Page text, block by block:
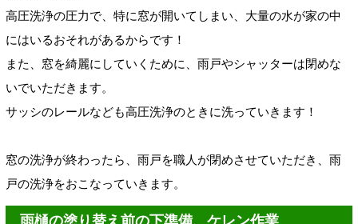
高圧洗浄の圧力で、特に窓が開いてしまい、大量の水が家の中
にはいるおそれがあるからです！
また、窓を綺麗にしていくために、雨戸やシャッターは閉めな
いでいただきます。
サッシのレールなども高圧洗浄のときに洗っていきます！
窓の洗浄が終わったら、雨戸を職人が閉めさせていただき、雨
戸の洗浄をおこなっていきます。
雨樋の塗り替え前の下準備、ケレン作業